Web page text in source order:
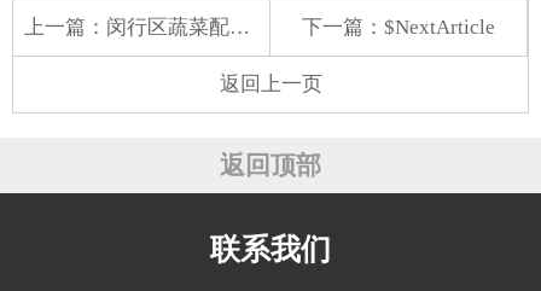
上一篇： 闵行区蔬菜配送直播 下一篇：$NextArticle
返回上一页
返回顶部
联系我们